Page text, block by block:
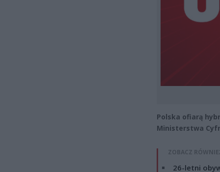
Polska ofiarą
Ministerstwa
ZOBACZ
26-letni